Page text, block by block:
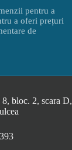
pentru a
a oferi prețuri
de
8, bloc. 2, scara D,